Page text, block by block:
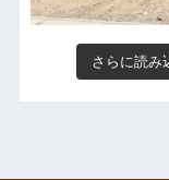
さらに読み